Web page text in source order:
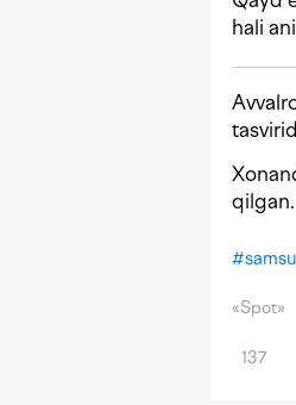
hali
qilgan.
#
«Spot»
137